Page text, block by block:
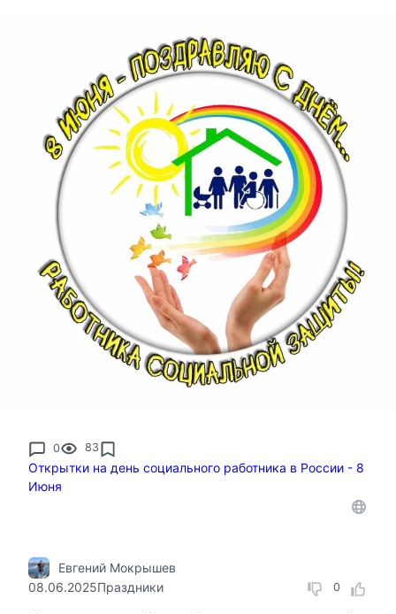
0 83
Открытки на день социального работника в России - 8
Июня
0
Евгений Мокрышев
08.06.2025Праздники